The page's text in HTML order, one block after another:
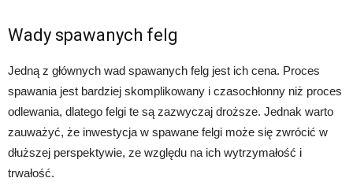
Wady spawanych felg
Jedną z głównych wad spawanych felg jest ich cena. Proces
spawania jest bardziej skomplikowany i czasochłonny niż proces
odlewania, dlatego felgi te są zazwyczaj droższe. Jednak warto
zauważyć, że inwestycja w spawane felgi może się zwrócić w
dłuższej perspektywie, ze względu na ich wytrzymałość i
trwałość.